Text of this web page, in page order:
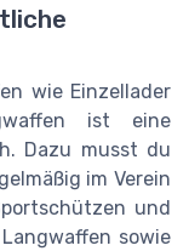
wie Einzellader
ist eine
Dazu musst du
im Verein
und
sowie